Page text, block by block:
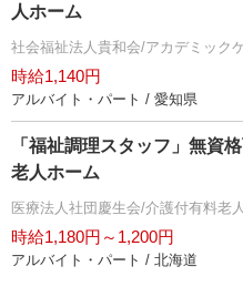
人ホーム
社会福祉法人貴和会/アカデミック
時給1,140円
アルバイト・パート / 愛知県
「福祉調理スタッフ」無資
老人ホーム
医療法人社団慶生会/介護付有料老
時給1,180円～1,200円
アルバイト・パート / 北海道